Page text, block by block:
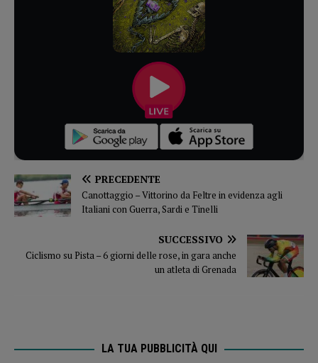
PRECEDENTE
Canottaggio – Vittorino da Feltre in evidenza agli
Italiani con Guerra, Sardi e Tinelli
SUCCESSIVO
Ciclismo su Pista – 6 giorni delle rose, in gara anche
un atleta di Grenada
LA TUA PUBBLICITÀ QUI